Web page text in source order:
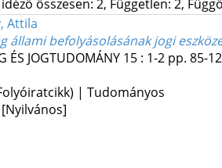
összesen: 2, Független: 2,
Attila
állami befolyásolásának jogi
ÉS JOGTUDOMÁNY 15: 1-2 pp. 85-
| Tudományos
[Nyilvános]